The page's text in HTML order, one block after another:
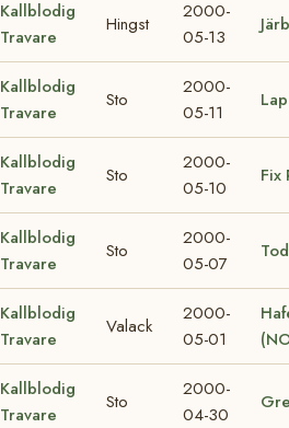
Kallblodig
Travare
Hingst
2000-
05-13
Kallblodig
Travare
Sto
2000-
05-11
Kallblodig
Travare
Sto
2000-
05-10
Fix
Kallblodig
Travare
Sto
2000-
05-07
Kallblodig
Travare
Valack
2000-
05-01
Kallblodig
Travare
Sto
2000-
04-30